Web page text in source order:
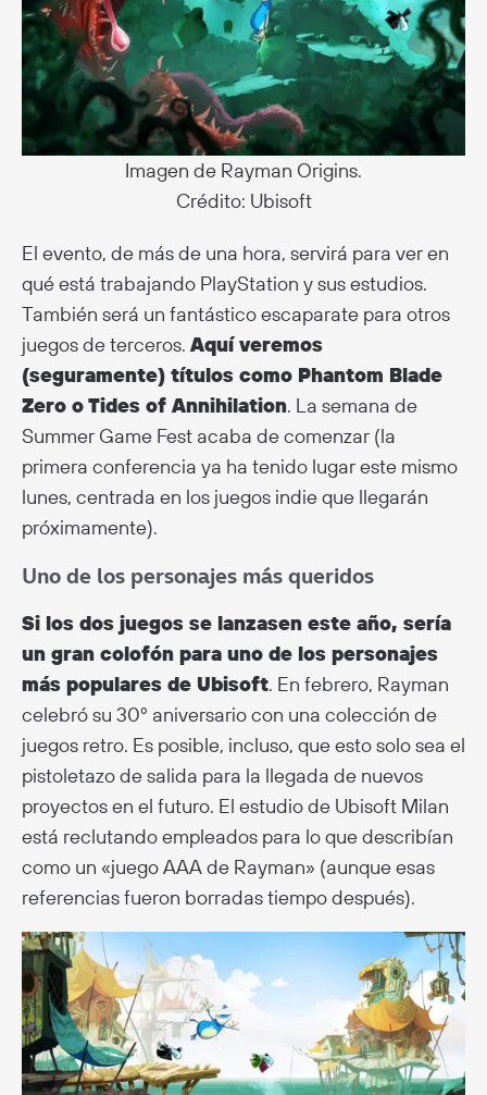
Imagen de Rayman Origins.
Crédito: Ubisoft
El evento, de más de una hora, servirá para ver en
qué está trabajando PlayStation y sus estudios.
También será un fantástico escaparate para otros
juegos de terceros. Aquí veremos
(seguramente) títulos como Phantom Blade
Zero o Tides of Annihilation. La semana de
Summer Game Fest acaba de comenzar (la
primera conferencia ya ha tenido lugar este mismo
lunes, centrada en los juegos indie que llegarán
próximamente).
Uno de los personajes más queridos
Si los dos juegos se lanzasen este año, sería
un gran colofón para uno de los personajes
más populares de Ubisoft. En febrero, Rayman
celebró su 30º aniversario con una colección de
juegos retro. Es posible, incluso, que esto solo sea el
pistoletazo de salida para la llegada de nuevos
proyectos en el futuro. El estudio de Ubisoft Milan
está reclutando empleados para lo que describían
como un «juego AAA de Rayman» (aunque esas
referencias fueron borradas tiempo después).